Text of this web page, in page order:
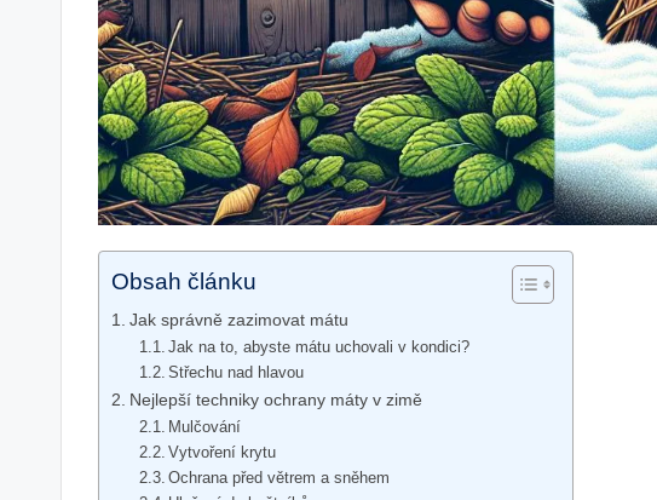
Obsah článku
Jak správně zazimovat mátu
Jak na to, abyste mátu uchovali v kondici?
Střechu nad hlavou
Nejlepší techniky ochrany máty v zimě
Mulčování
Vytvoření krytu
Ochrana před větrem a sněhem